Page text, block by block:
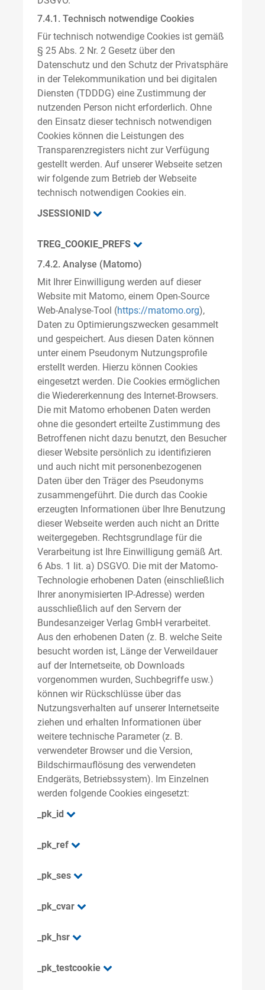
7.4.1. Technisch notwendige Cookies
Für technisch notwendige Cookies ist gemäß
§ 25 Abs. 2 Nr. 2 Gesetz über den
Datenschutz und den Schutz der Privatsphäre
in der Telekommunikation und bei digitalen
Diensten (TDDDG) eine Zustimmung der
nutzenden Person nicht erforderlich. Ohne
den Einsatz dieser technisch notwendigen
Cookies können die Leistungen des
Transparenzregisters nicht zur Verfügung
gestellt werden. Auf unserer Webseite setzen
wir folgende zum Betrieb der Webseite
technisch notwendigen Cookies ein.
JSESSIONID
TREG_COOKIE_PREFS
7.4.2. Analyse (Matomo)
Mit Ihrer Einwilligung werden auf dieser
Website mit Matomo, einem Open-Source
Web-Analyse-Tool (https://matomo.org),
Daten zu Optimierungszwecken gesammelt
und gespeichert. Aus diesen Daten können
unter einem Pseudonym Nutzungsprofile
erstellt werden. Hierzu können Cookies
eingesetzt werden. Die Cookies ermöglichen
die Wiedererkennung des Internet-Browsers.
Die mit Matomo erhobenen Daten werden
ohne die gesondert erteilte Zustimmung des
Betroffenen nicht dazu benutzt, den Besucher
dieser Website persönlich zu identifizieren
und auch nicht mit personenbezogenen
Daten über den Träger des Pseudonyms
zusammengeführt. Die durch das Cookie
erzeugten Informationen über Ihre Benutzung
dieser Webseite werden auch nicht an Dritte
weitergegeben. Rechtsgrundlage für die
Verarbeitung ist Ihre Einwilligung gemäß Art.
6 Abs. 1 lit. a) DSGVO. Die mit der Matomo-
Technologie erhobenen Daten (einschließlich
Ihrer anonymisierten IP-Adresse) werden
ausschließlich auf den Servern der
Bundesanzeiger Verlag GmbH verarbeitet.
Aus den erhobenen Daten (z. B. welche Seite
besucht worden ist, Länge der Verweildauer
auf der Internetseite, ob Downloads
vorgenommen wurden, Suchbegriffe usw.)
können wir Rückschlüsse über das
Nutzungsverhalten auf unserer Internetseite
ziehen und erhalten Informationen über
weitere technische Parameter (z. B.
verwendeter Browser und die Version,
Bildschirmauflösung des verwendeten
Endgeräts, Betriebssystem). Im Einzelnen
werden folgende Cookies eingesetzt:
_pk_id
_pk_ref
_pk_ses
_pk_cvar
_pk_hsr
_pk_testcookie